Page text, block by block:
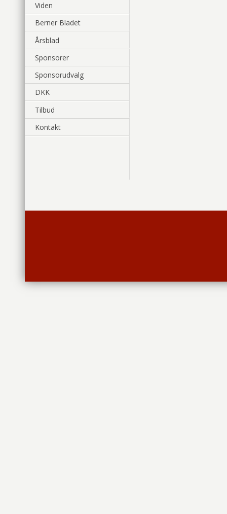
Viden
Berner Bladet
Årsblad
Sponsorer
Sponsorudvalg
DKK
Tilbud
Kontakt